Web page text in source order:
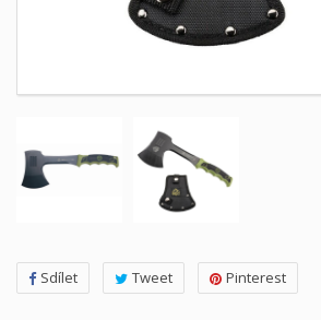
Sdílet Tweet Pinterest